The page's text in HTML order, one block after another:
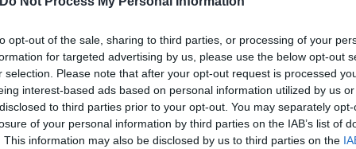
opt-out of the sale, sharing to third parties, or processing of your
for targeted advertising by us, please use the below opt-out
selection. Please note that after your opt-out request is processed
interest-based ads based on personal information utilized by us
to third parties prior to your opt-out. You may separately
of your personal information by third parties on the IAB’s list of
This information may also be disclosed by us to third parties on the